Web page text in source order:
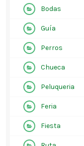
Bodas
Guía
Perros
Chueca
Peluqueria
Feria
Fiesta